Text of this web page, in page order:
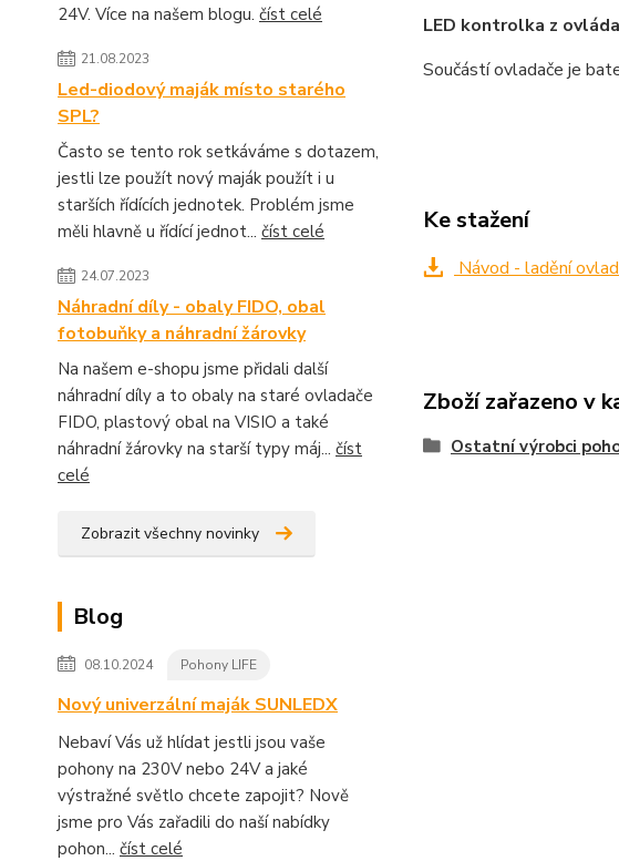
24V. Více na našem blogu. číst celé
21.08.2023
Led-diodový maják místo starého
SPL?
Často se tento rok setkáváme s dotazem,
jestli lze použít nový maják použít i u
starších řídících jednotek. Problém jsme
měli hlavně u řídící jednot... číst celé
24.07.2023
Náhradní díly - obaly FIDO, obal
fotobuňky a náhradní žárovky
Na našem e-shopu jsme přidali další
náhradní díly a to obaly na staré ovladače
FIDO, plastový obal na VISIO a také
náhradní žárovky na starší typy máj... číst
celé
Zobrazit všechny novinky
Blog
08.10.2024 Pohony LIFE
Nový univerzální maják SUNLEDX
Nebaví Vás už hlídat jestli jsou vaše
pohony na 230V nebo 24V a jaké
výstražné světlo chcete zapojit? Nově
jsme pro Vás zařadili do naší nabídky
pohon... číst celé
LED kontrolka z
Součástí ovladače je
Ke stažení
Návod - ladění
Zboží zařazeno v
Ostatní výrobci